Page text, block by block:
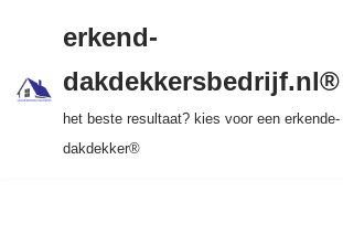
naar
inhoud
tot 20 jr garantie > SKEV erkend
erkend-
dakdekkersbedrijf.nl®
het beste resultaat? kies voor een erkende-
dakdekker®